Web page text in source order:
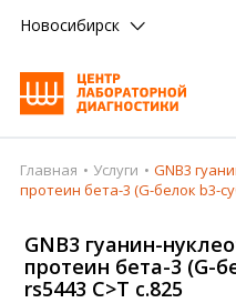
Новосибирск
Главная
Врачи
Главная Услуги
GNB3
протеин бета-3 (G-белок b3-
GNB3 гуанин-
протеин бета-3 (G-
rs5443 C>T c.825